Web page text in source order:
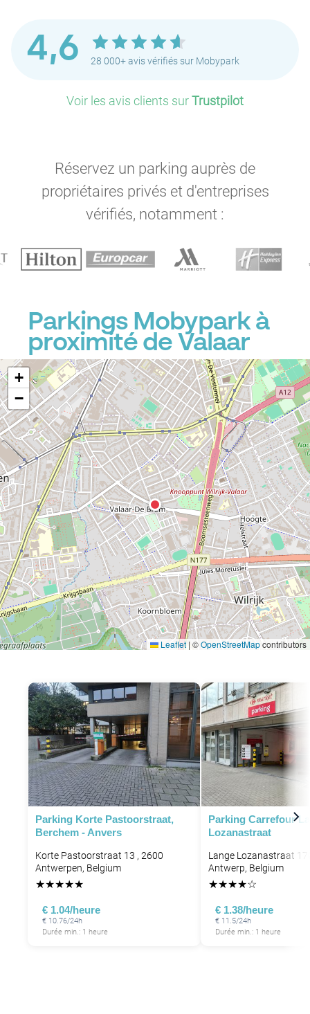
4,6 28 000+ avis vérifiés sur Mobypark
Voir les avis clients surTrustpilot
Réservez un parking auprès de
propriétaires privés et d'entreprises
vérifiés, notamment :
Parkings Mobypark à
proximité de Valaar
+
−
Leaflet | ©OpenStreetMapcontributors
Parking Korte Pastoorstraat,
Berchem - Anvers
Korte Pastoorstraat 13 , 2600
Antwerpen, Belgium
★★★★★
€ 1.04/heure
€ 10.76/24h
Durée min.: 1 heure
Parking Carrefour
Lozanastraat
Lange Lozanastraat
Antwerp, Belgium
★★★★☆
€ 1.38/heure
€ 11.5/24h
Durée min.: 1 heure